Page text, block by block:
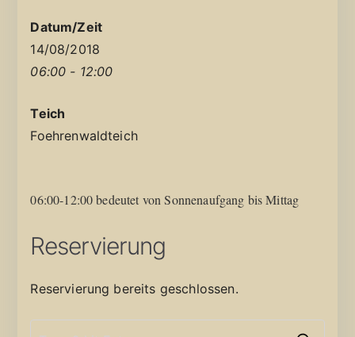
Datum/Zeit
14/08/2018
06:00 - 12:00
Teich
Foehrenwaldteich
06:00-12:00 bedeutet von Sonnenaufgang bis Mittag
Reservierung
Reservierung bereits geschlossen.